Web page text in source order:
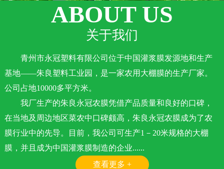
ABOUT US
关于我们
青州市永冠塑料有限公司位于中国灌浆膜发源地和生产
基地——朱良塑料工业园，是一家农用大棚膜的生产厂家。
公司占地10000多平方米。
我厂生产的朱良永冠农膜凭借产品质量和良好的口碑，
在当地及周边地区菜农中口碑颇高，朱良永冠农膜成为了农
膜行业中的先导。目前，我公司可生产1－20米规格的大棚
膜，并且成为中国灌浆膜制造的企业......
查看更多 +